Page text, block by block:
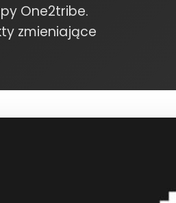
One2tribe.
zmieniające